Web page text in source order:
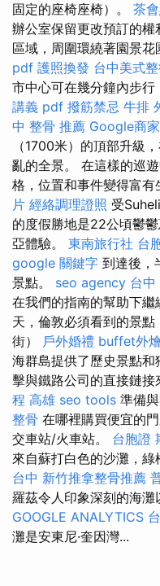
固定的座椅座椅）。 茶
辦公室保留更改預訂的
區域，周圍環繞著園景花
pdf 護照換發 台中美式
市中心可在幾分鐘內步行
講義 pdf 撥筋禁忌 牛排
中 整骨 推薦 Google商
（1700米）的頂部升級
亂的全景。 在這樣的巡
格，位置和事件變得富有
片 經絡調理證照 受
的度假勝地是22公頃鬱
亞體驗。 東南旅行社 台
google 關鍵字 到達後，
景點。 seo agency 台中
在我們的指南的幫助下繼
天，倫敦必須看到的景
街） 戶外婚禮 buffet外
海群島提供了歷史景點
擊與鐵路公司的直接鏈接
程 高雄 seo tools 準備
整骨 在哪裡購買便宜的
交車站/火車站。 台胞證
來自蘇打白色的沙灘，綠
台中 新竹推拿整骨推薦
羅茲令人印象深刻的海灘
GOOGLE ANALYTICS
灘是安東尼·奎因灣...